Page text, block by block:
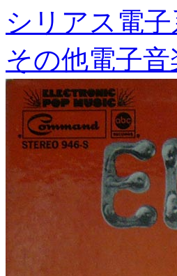
シリアス電子
その他電子音